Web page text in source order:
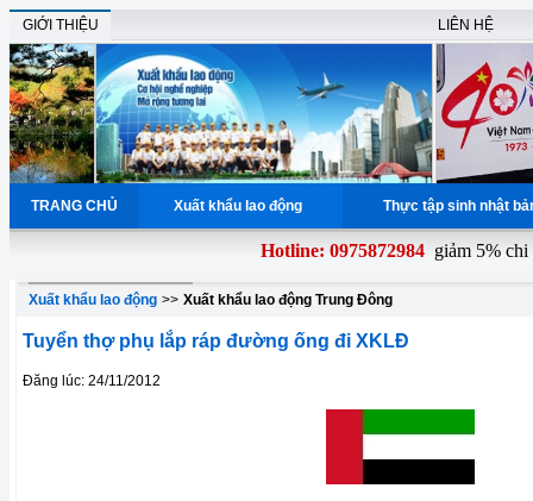
GIỚI THIỆU LIÊN HỆ
TRANG CHỦ Xuất khẩu lao động Thực tập sinh nhật
Hotline: 0975872984giảm 5% chi
Xuất khẩu lao động >> Xuất khẩu lao động Trung Đông
Tuyển thợ phụ lắp ráp đường ống đi XKLĐ
Đăng lúc: 24/11/2012